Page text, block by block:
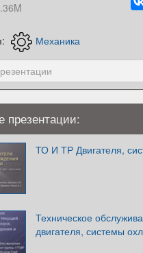
Механика
презентации:
ТО И ТР Двигателя,
Техническое
двигателя, системы